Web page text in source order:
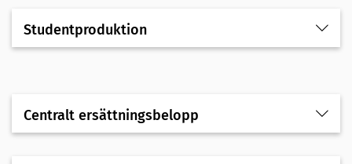
Studentproduktion
Centralt ersättningsbelopp